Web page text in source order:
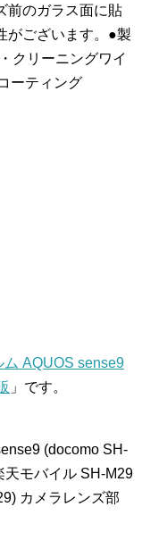
のガラス面に貼
がございます。●製
クリーニングワイ
ーティング
AQUOS sense9
」です。
(docomo SH-
天モバイル SH-M29
カメラレンズ部